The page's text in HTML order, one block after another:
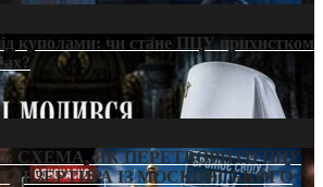
куполами: чи стане ПЦУ прихистком
СХЕМА, ЯК ПЕРЕТВОРИТИ ПЦУ
ДЕЗЕРТИРА ІЗ МОСКОВСЬКОГО